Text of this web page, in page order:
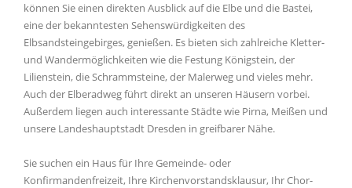
können Sie einen direkten Ausblick auf die Elbe und die Bastei,
eine der bekanntesten Sehenswürdigkeiten des
Elbsandsteingebirges, genießen. Es bieten sich zahlreiche Kletter-
und Wandermöglichkeiten wie die Festung Königstein, der
Lilienstein, die Schrammsteine, der Malerweg und vieles mehr.
Auch der Elberadweg führt direkt an unseren Häusern vorbei.
Außerdem liegen auch interessante Städte wie Pirna, Meißen und
unsere Landeshauptstadt Dresden in greifbarer Nähe.
Sie suchen ein Haus für Ihre Gemeinde- oder
Konfirmandenfreizeit, Ihre Kirchenvorstandsklausur, Ihr Chor-